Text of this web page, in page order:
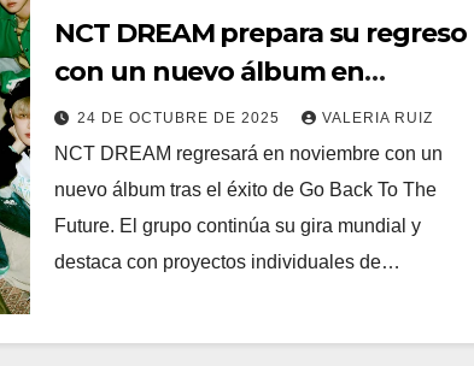
NCT DREAM prepara su regreso
con un nuevo álbum en
noviembre
24 DE OCTUBRE DE 2025 VALERIA RUIZ
NCT DREAM regresará en noviembre con un
nuevo álbum tras el éxito de Go Back To The
Future. El grupo continúa su gira mundial y
destaca con proyectos individuales de…